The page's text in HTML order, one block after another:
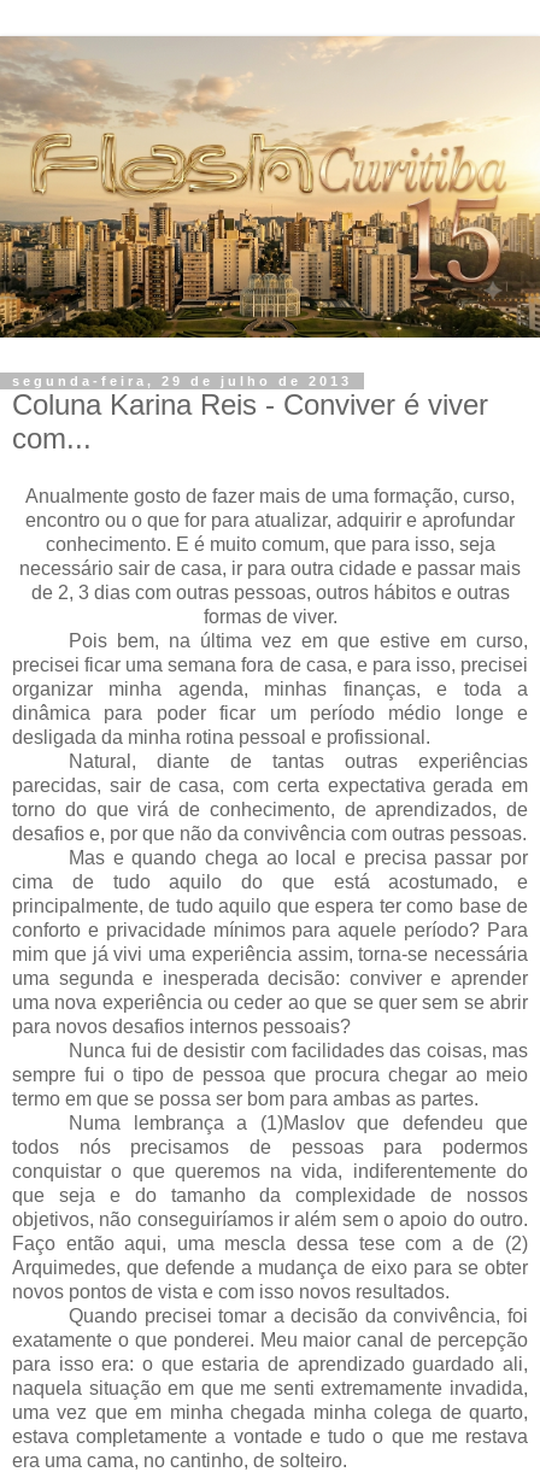
segunda-feira, 29 de julho de 2013
Coluna Karina Reis - Conviver é viver
com...
Anualmente gosto de fazer mais de uma formação, curso,
encontro ou o que for para atualizar, adquirir e aprofundar
conhecimento. E é muito comum, que para isso, seja
necessário sair de casa, ir para outra cidade e passar mais
de 2, 3 dias com outras pessoas, outros hábitos e outras
formas de viver.
Pois bem, na última vez em que estive em curso,
precisei ficar uma semana fora de casa, e para isso, precisei
organizar minha agenda, minhas finanças, e toda a
dinâmica para poder ficar um período médio longe e
desligada da minha rotina pessoal e profissional.
Natural, diante de tantas outras experiências
parecidas, sair de casa, com certa expectativa gerada em
torno do que virá de conhecimento, de aprendizados, de
desafios e, por que não da convivência com outras pessoas.
Mas e quando chega ao local e precisa passar por
cima de tudo aquilo do que está acostumado, e
principalmente, de tudo aquilo que espera ter como base de
conforto e privacidade mínimos para aquele período? Para
mim que já vivi uma experiência assim, torna-se necessária
uma segunda e inesperada decisão: conviver e aprender
uma nova experiência ou ceder ao que se quer sem se abrir
para novos desafios internos pessoais?
Nunca fui de desistir com facilidades das coisas, mas
sempre fui o tipo de pessoa que procura chegar ao meio
termo em que se possa ser bom para ambas as partes.
Numa lembrança a (1)Maslov que defendeu que
todos nós precisamos de pessoas para podermos
conquistar o que queremos na vida, indiferentemente do
que seja e do tamanho da complexidade de nossos
objetivos, não conseguiríamos ir além sem o apoio do outro.
Faço então aqui, uma mescla dessa tese com a de (2)
Arquimedes, que defende a mudança de eixo para se obter
novos pontos de vista e com isso novos resultados.
Quando precisei tomar a decisão da convivência, foi
exatamente o que ponderei. Meu maior canal de percepção
para isso era: o que estaria de aprendizado guardado ali,
naquela situação em que me senti extremamente invadida,
uma vez que em minha chegada minha colega de quarto,
estava completamente a vontade e tudo o que me restava
era uma cama, no cantinho, de solteiro.